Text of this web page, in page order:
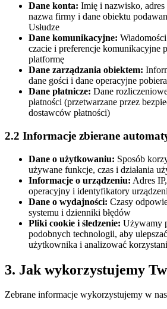
Dane konta: Imię i nazwisko,
nazwa firmy i dane obiektu
Usłudze
Dane komunikacyjne:
czacie i preferencje komunikacyjne
platformę
Dane zarządzania obiektem:
dane gości i dane operacyjne
Dane płatnicze: Dane
płatności (przetwarzane przez
dostawców płatności)
2.2 Informacje zbierane
Dane o użytkowaniu: Sposób
używane funkcje, czas i działania
Informacje o urządzeniu: Adres
operacyjny i identyfikatory
Dane o wydajności: Czasy
systemu i dzienniki błędów
Pliki cookie i śledzenie: Używamy
podobnych technologii, aby
użytkownika i analizować
3. Jak wykorzystujemy
Zebrane informacje wykorzystujemy w